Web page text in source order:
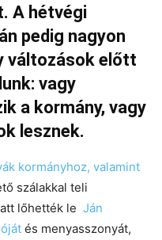
A hétvégi
pedig nagyon
változások előtt
vagy
a kormány, vagy
lesznek.
kormányhoz, valamint
szálakkal teli
lőhették le Ján
és menyasszonyát,